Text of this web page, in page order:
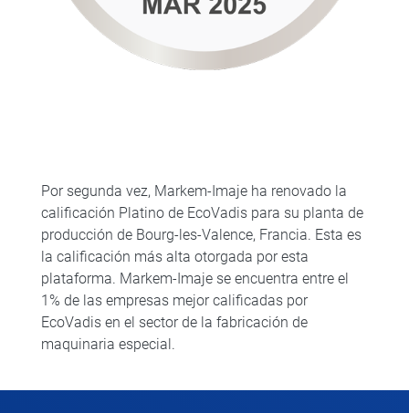
Por segunda vez, Markem-Imaje ha renovado la
calificación Platino de EcoVadis para su planta de
producción de Bourg-les-Valence, Francia. Esta es
la calificación más alta otorgada por esta
plataforma. Markem-Imaje se encuentra entre el
1% de las empresas mejor calificadas por
EcoVadis en el sector de la fabricación de
maquinaria especial.